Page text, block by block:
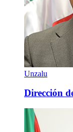
Unzalu
Dirección